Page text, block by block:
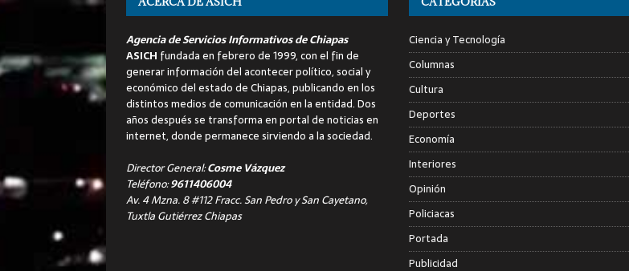
Agencia de Servicios Informativos de Chiapas
ASICH fundada en febrero de 1999, con el fin de
generar información del acontecer político, social y
económico del estado de Chiapas, publicando en los
distintos medios de comunicación en la entidad. Dos
años después se transforma en portal de noticias en
internet, donde permanece sirviendo a la sociedad.
Director General:Cosme Vázquez
Teléfono:9611406004
Av. 4 Mzna. 8 #112 Fracc. San Pedro y San Cayetano,
Tuxtla Gutiérrez Chiapas
Ciencia y Tecnología
Columnas
Cultura
Deportes
Economía
Interiores
Opinión
Policiacas
Portada
Publicidad